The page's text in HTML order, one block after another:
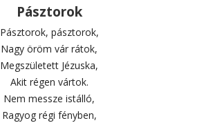
Pásztorok
Pásztorok, pásztorok,
Nagy öröm vár rátok,
Megszületett Jézuska,
Akit régen vártok.
Nem messze istálló,
Ragyog régi fényben,